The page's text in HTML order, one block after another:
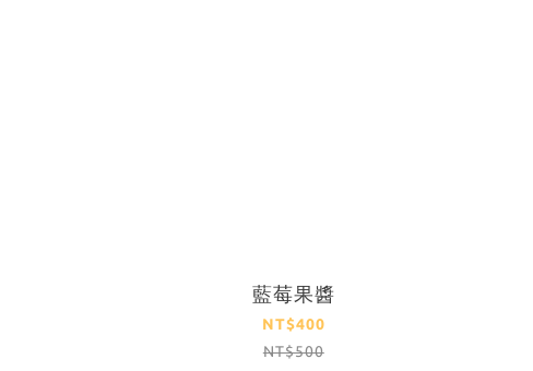
藍莓果醬
NT$400
NT$500